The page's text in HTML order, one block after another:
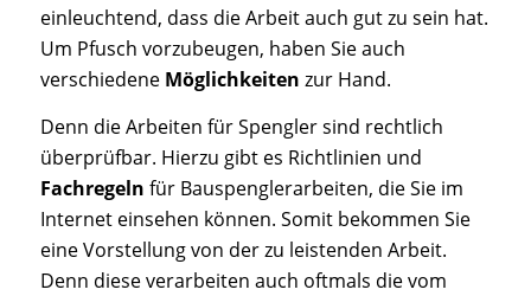
einleuchtend, dass die Arbeit auch gut zu sein hat.
Um Pfusch vorzubeugen, haben Sie auch
verschiedene Möglichkeiten zur Hand.
Denn die Arbeiten für Spengler sind rechtlich
überprüfbar. Hierzu gibt es Richtlinien und
Fachregeln für Bauspenglerarbeiten, die Sie im
Internet einsehen können. Somit bekommen Sie
eine Vorstellung von der zu leistenden Arbeit.
Denn diese verarbeiten auch oftmals die vom